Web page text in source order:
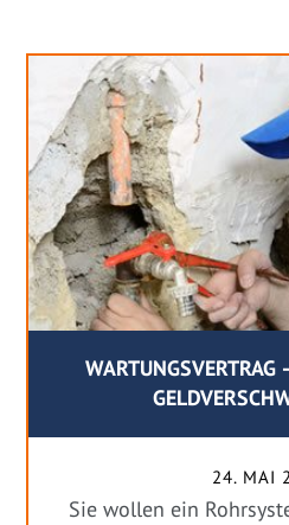
24. MAI
Sie wollen ein